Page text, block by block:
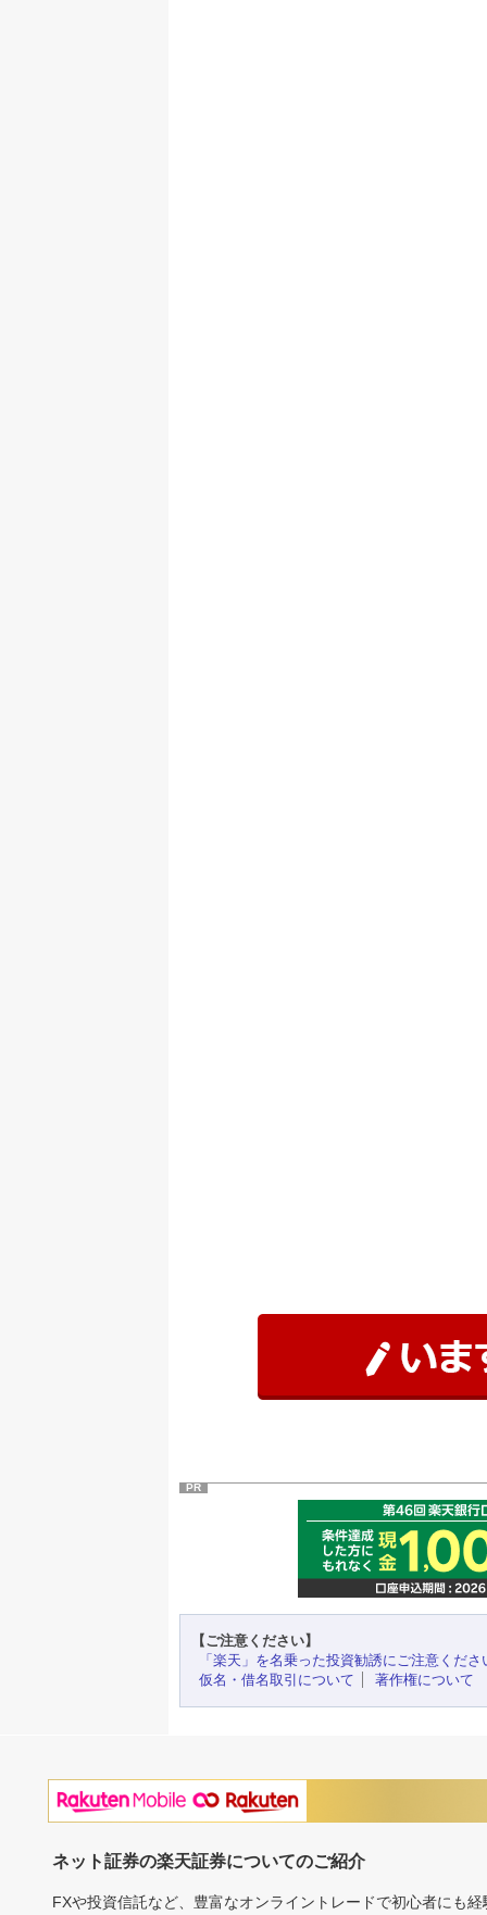
PR
【ご注意ください】
「楽天」を名乗った投資勧誘にご注意くださ
仮名・借名取引について
著作権について
ネット証券の楽天証券についてのご紹介
FXや投資信託など、豊富なオンライントレードで初心者にも